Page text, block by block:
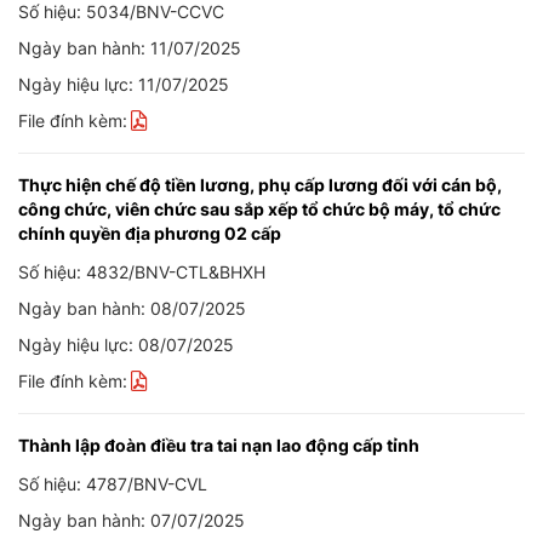
Số hiệu: 5034/BNV-CCVC
Ngày ban hành: 11/07/2025
Ngày hiệu lực: 11/07/2025
File đính kèm:
Thực hiện chế độ tiền lương, phụ cấp lương đối với cán bộ,
công chức, viên chức sau sắp xếp tổ chức bộ máy, tổ chức
chính quyền địa phương 02 cấp
Số hiệu: 4832/BNV-CTL&BHXH
Ngày ban hành: 08/07/2025
Ngày hiệu lực: 08/07/2025
File đính kèm:
Thành lập đoàn điều tra tai nạn lao động cấp tỉnh
Số hiệu: 4787/BNV-CVL
Ngày ban hành: 07/07/2025